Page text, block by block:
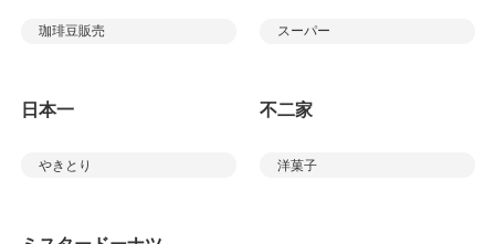
珈琲豆販売 スーパー
日本一
やきとり
不二家
洋菓子